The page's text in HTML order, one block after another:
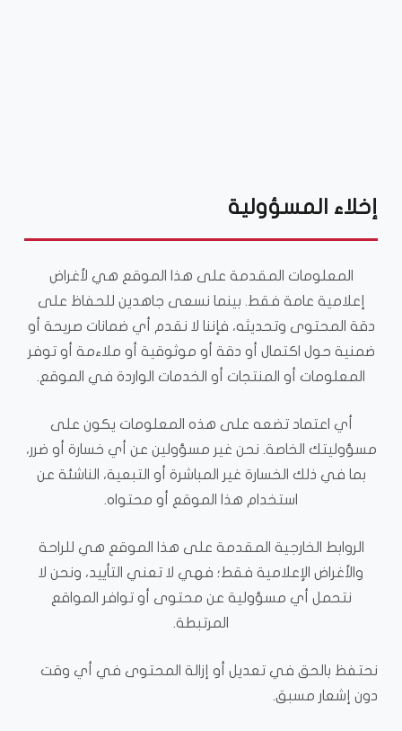
إخلاء المسؤولية
المعلومات المقدمة على هذا الموقع هي لأغراض
إعلامية عامة فقط. بينما نسعى جاهدين للحفاظ على
دقة المحتوى وتحديثه، فإننا لا نقدم أي ضمانات صريحة أو
ضمنية حول اكتمال أو دقة أو موثوقية أو ملاءمة أو توفر
المعلومات أو المنتجات أو الخدمات الواردة في الموقع.
أي اعتماد تضعه على هذه المعلومات يكون على
مسؤوليتك الخاصة. نحن غير مسؤولين عن أي خسارة أو ضرر،
بما في ذلك الخسارة غير المباشرة أو التبعية، الناشئة عن
استخدام هذا الموقع أو محتواه.
الروابط الخارجية المقدمة على هذا الموقع هي للراحة
والأغراض الإعلامية فقط؛ فهي لا تعني التأييد، ونحن لا
نتحمل أي مسؤولية عن محتوى أو توافر المواقع
المرتبطة.
نحتفظ بالحق في تعديل أو إزالة المحتوى في أي وقت
دون إشعار مسبق.